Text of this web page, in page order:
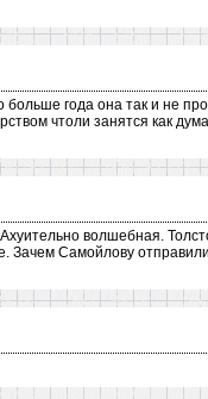
больше года она так и не
чтоли занятся как
волшебная.
Зачем Самойлову